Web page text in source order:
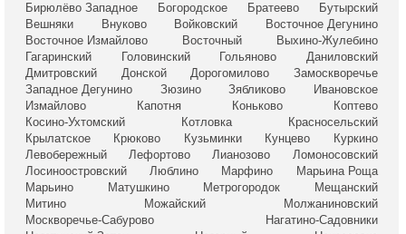
Бирюлёво Западное
Богородское Братеево
Бутырский
Вешняки
Внуково Войковский
Восточное Дегунино
Восточное Измайлово
Восточный
Выхино-Жулебино
Гагаринский
Головинский Гольяново
Даниловский
Дмитровский
Донской Дорогомилово
Замоскворечье
Западное Дегунино
Зюзино Зябликово
Ивановское
Измайлово
Капотня Коньково
Коптево
Косино-Ухтомский
Котловка
Красносельский
Крылатское
Крюково Кузьминки Кунцево
Куркино
Левобережный
Лефортово Лианозово
Ломоносовский
Лосиноостровский
Люблино Марфино
Марьина Роща
Марьино
Матушкино Метрогородок
Мещанский
Митино
Можайский
Молжаниновский
Москворечье-Сабурово
Нагатино-Садовники